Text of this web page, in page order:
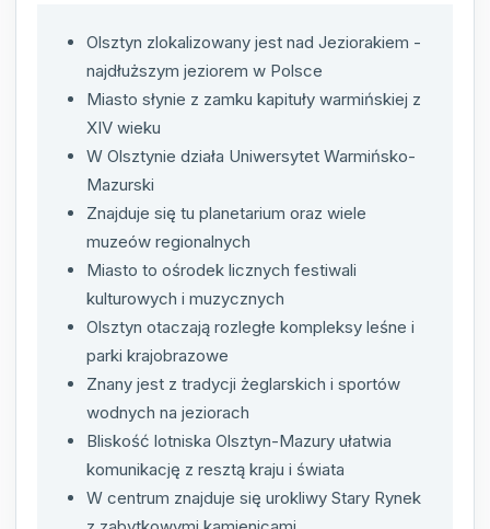
Olsztyn zlokalizowany jest nad Jeziorakiem -
najdłuższym jeziorem w Polsce
Miasto słynie z zamku kapituły warmińskiej z
XIV wieku
W Olsztynie działa Uniwersytet Warmińsko-
Mazurski
Znajduje się tu planetarium oraz wiele
muzeów regionalnych
Miasto to ośrodek licznych festiwali
kulturowych i muzycznych
Olsztyn otaczają rozległe kompleksy leśne i
parki krajobrazowe
Znany jest z tradycji żeglarskich i sportów
wodnych na jeziorach
Bliskość lotniska Olsztyn-Mazury ułatwia
komunikację z resztą kraju i świata
W centrum znajduje się urokliwy Stary Rynek